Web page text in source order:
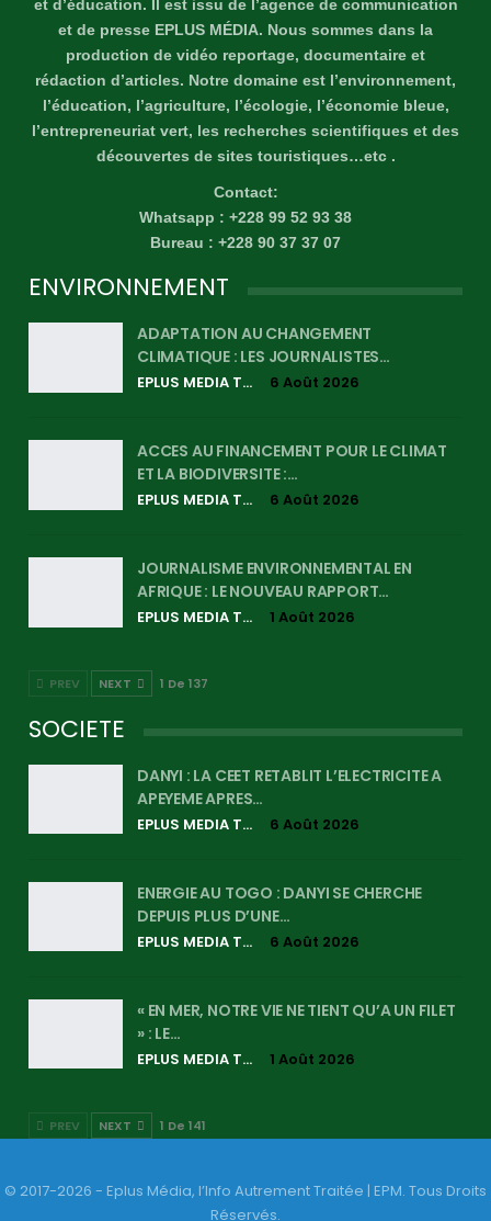
et d’éducation. Il est issu de l’agence de communication
et de presse EPLUS MÉDIA. Nous sommes dans la
production de vidéo reportage, documentaire et
rédaction d’articles. Notre domaine est l’environnement,
l’éducation, l’agriculture, l’écologie, l’économie bleue,
l’entrepreneuriat vert, les recherches scientifiques et des
découvertes de sites touristiques…etc .
Contact:
Whatsapp : +228 99 52 93 38
Bureau : +228 90 37 37 07
ENVIRONNEMENT
ADAPTATION AU CHANGEMENT
CLIMATIQUE : LES JOURNALISTES…
EPLUS MEDIA TV 6 Août 2026
ACCES AU FINANCEMENT POUR LE CLIMAT
ET LA BIODIVERSITE :…
EPLUS MEDIA TV 6 Août 2026
JOURNALISME ENVIRONNEMENTAL EN
AFRIQUE : LE NOUVEAU RAPPORT…
EPLUS MEDIA TV 1 Août 2026
PREV NEXT 1 De 137
SOCIETE
DANYI : LA CEET RETABLIT L’ELECTRICITE A
APEYEME APRES…
EPLUS MEDIA TV 6 Août 2026
ENERGIE AU TOGO : DANYI SE CHERCHE
DEPUIS PLUS D’UNE…
EPLUS MEDIA TV 6 Août 2026
« EN MER, NOTRE VIE NE TIENT QU’A UN FILET
» : LE…
EPLUS MEDIA TV 1 Août 2026
PREV NEXT 1 De 141
© 2017-2026 - Eplus Média, l’Info Autrement Traitée | EPM. Tous Droits
Réservés.